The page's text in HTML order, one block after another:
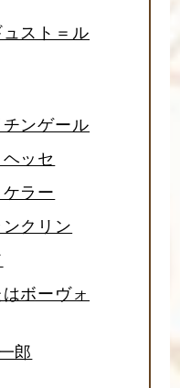
スト＝ル
ンゲール
ッセ
ラー
クリン
ボーヴォ
郎